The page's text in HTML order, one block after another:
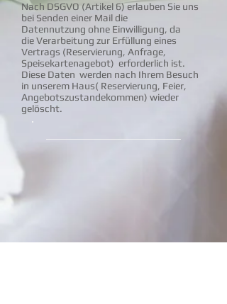
Nach DSGVO (Artikel 6) erlauben Sie uns
bei Senden einer Mail die
Datennutzung ohne Einwilligung, da
die Verarbeitung zur Erfüllung eines
Vertrags (Reservierung, Anfrage,
Speisekartenagebot) erforderlich ist.
Diese Daten werden nach Ihrem Besuch
in unserem Haus( Reservierung, Feier,
Angebotszustandekommen) wieder
gelöscht.